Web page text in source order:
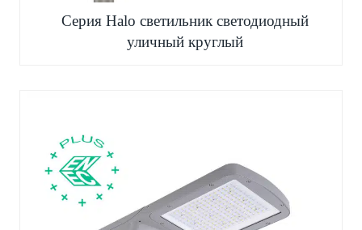
Серия Halo светильник светодиодный
уличный круглый